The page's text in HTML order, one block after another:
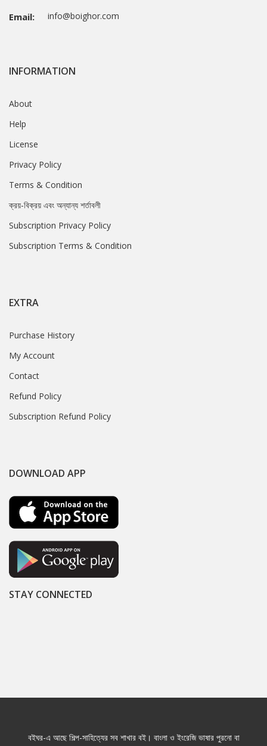
Email: info@boighor.com
INFORMATION
About
Help
License
Privacy Policy
Terms & Condition
ক্রয়-বিক্রয় এবং অন্যান্য শর্তাবলী
Subscription Privacy Policy
Subscription Terms & Condition
EXTRA
Purchase History
My Account
Contact
Refund Policy
Subscription Refund Policy
DOWNLOAD APP
STAY CONNECTED
বইঘর-এ আছে শিল্প-সাহিত্যের সব শাখার বই। বাংলা ও ইংরেজি ভাষার পুরনো বা